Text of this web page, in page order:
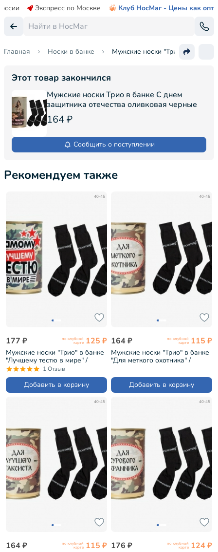
Экспресс по Москве Клуб НосМаг - Цены как опт
Главная Носки в банке Мужские носки "Трио" в банке
Этот товар закончился
Мужские носки Трио в банке С днем
защитника отечества оливковая черные
164 ₽
Сообщить о поступлении
Рекомендуем также
40-45
177 ₽ по клубной
карте 125 ₽
Мужские носки "Трио" в банке
"Лучшему тестю в мире" /
черные (1БАН_7я)
1 Отзыв
Добавить в корзину
40-45
164 ₽ по клубной
карте 115 ₽
Мужские носки "Трио" в банке
"Для меткого охотника" /
Добавить в корзину
40-45
164 ₽ по клубной
карте 115 ₽
40-45
176 ₽ по клубной
карте 124 ₽